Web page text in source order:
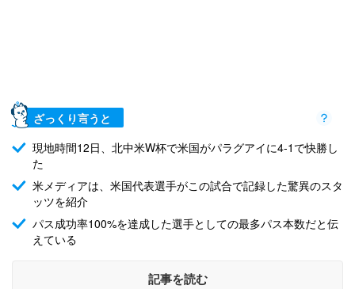
ざっくり言うと
現地時間12日、北中米W杯で米国がパラグアイに4-1で快勝し
た
米メディアは、米国代表選手がこの試合で記録した驚異のスタ
ッツを紹介
パス成功率100%を達成した選手としての最多パス本数だと伝
えている
記事を読む